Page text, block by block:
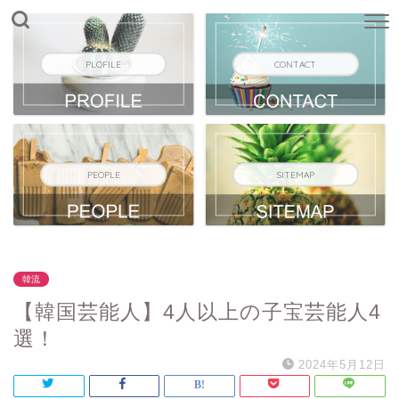
PLOFILE CONTACT
PEOPLE SITEMAP
韓流
【韓国芸能人】4人以上の子宝芸能人4
選！
2024年5月12日